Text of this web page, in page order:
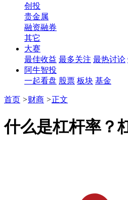
创投
贵金属
融资融券
其它
大赛
最佳收益 最多关注 最热讨论
阿牛智投
一起看盘 股票 板块 基金
首页 >财商 >正文
什么是杠杆率？